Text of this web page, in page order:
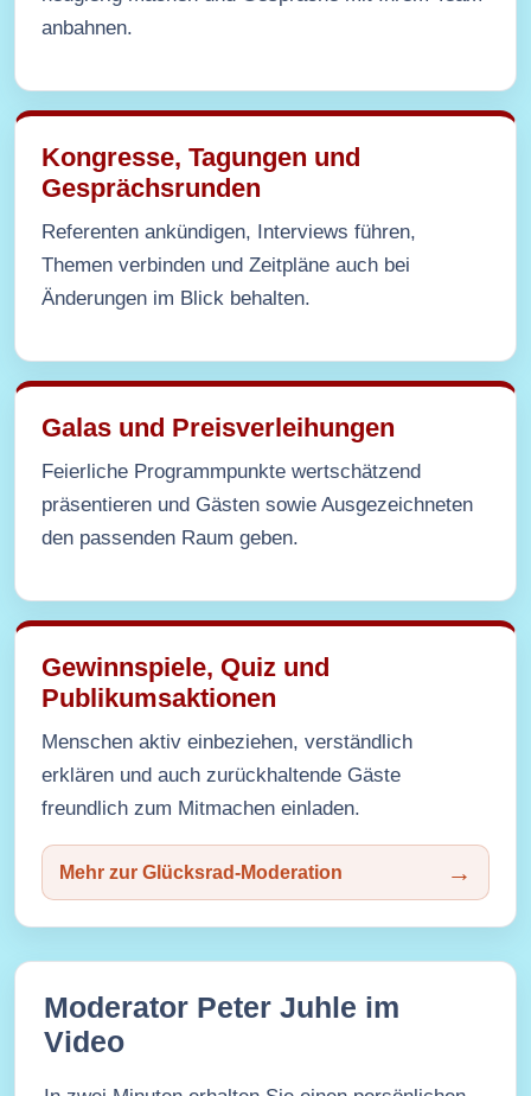
anbahnen.
Kongresse, Tagungen und
Gesprächsrunden
Referenten ankündigen, Interviews führen,
Themen verbinden und Zeitpläne auch bei
Änderungen im Blick behalten.
Galas und Preisverleihungen
Feierliche Programmpunkte wertschätzend
präsentieren und Gästen sowie Ausgezeichneten
den passenden Raum geben.
Gewinnspiele, Quiz und
Publikumsaktionen
Menschen aktiv einbeziehen, verständlich
erklären und auch zurückhaltende Gäste
freundlich zum Mitmachen einladen.
Mehr zur Glücksrad-Moderation
Moderator Peter Juhle im
Video